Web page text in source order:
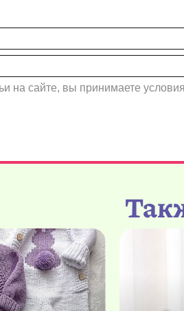
на сайте, вы принимаете условия